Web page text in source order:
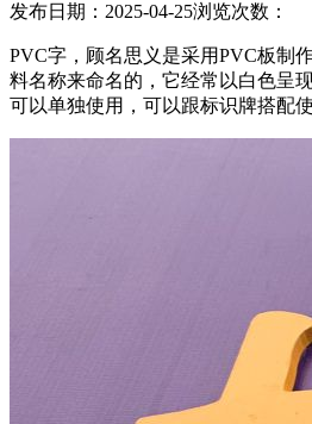
发布日期：2025-04-25浏览次数：
PVC字，顾名思义是采用PVC板制
料名称来命名的，它经常以白色呈
可以单独使用，可以跟标识牌搭配使